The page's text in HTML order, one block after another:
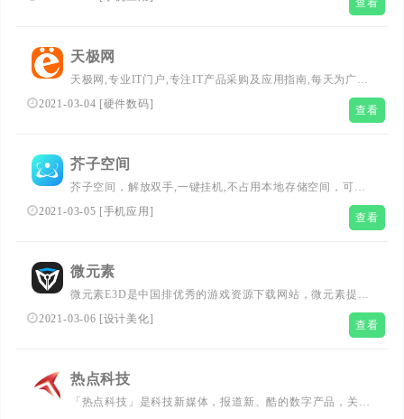
查看
天极网
天极网,专业IT门户,专注IT产品采购及应用指南,每天为广大
用户提供电脑硬件,软件,数码,商情,手机,笔记本,游戏,互联
网,数字家庭,教育,下载等内容,解决网友工作学习中的技术
2021-03-04 [硬件数码] 查看
芥子空间
芥子空间，解放双手,一键挂机,不占用本地存储空间，可提
供稳定、安全、高效及高可扩展数据存储服务，云手机免
ROOT安装各类应用与游戏,守护您的真机安全，让存储空间
2021-03-05 [手机应用 ] 查看
微元素
微元素E3D是中国排优秀的游戏资源下载网站，微元素提供
最全面的游戏资源下载、手机游戏资源、网页游戏资源、原
画、插画、Unity技术、UI、特效、动画等，微元素拥有大
2021-03-06 [设计美化] 查看
热点科技
「热点科技」是科技新媒体，报道新、酷的数字产品，关注